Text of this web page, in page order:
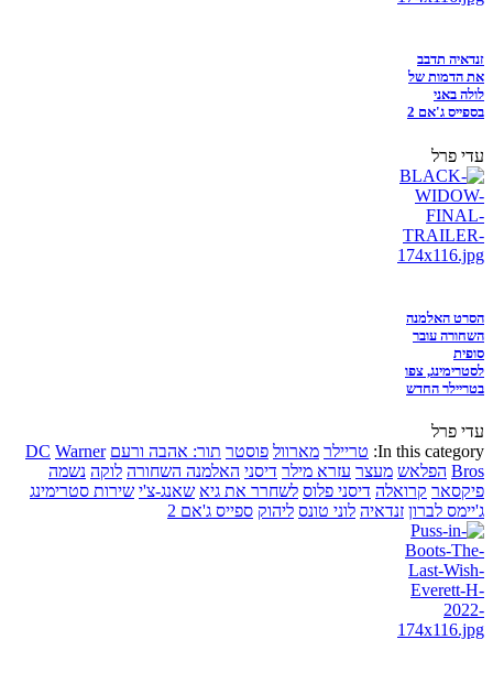
זנדאיה תדבב
את הדמות של
לולה באני
בספייס ג'אם 2
עדי פרל
הסרט האלמנה
השחורה עובר
סופית
לסטרימינג, צפו
בטריילר החדש
עדי פרל
In this category: טריילר מארוול פוסטר תור: אהבה ורעם DC Warner
Bros הפלאש מעצר עזרא מילר דיסני האלמנה השחורה לוקה נשמה
פיקסאר קרואלה דיסני פלוס לשחרר את גיא שאנג-צ'י שירות סטרימינג
ג'יימס לברון זנדאיה לוני טונס ליהוק ספייס ג'אם 2